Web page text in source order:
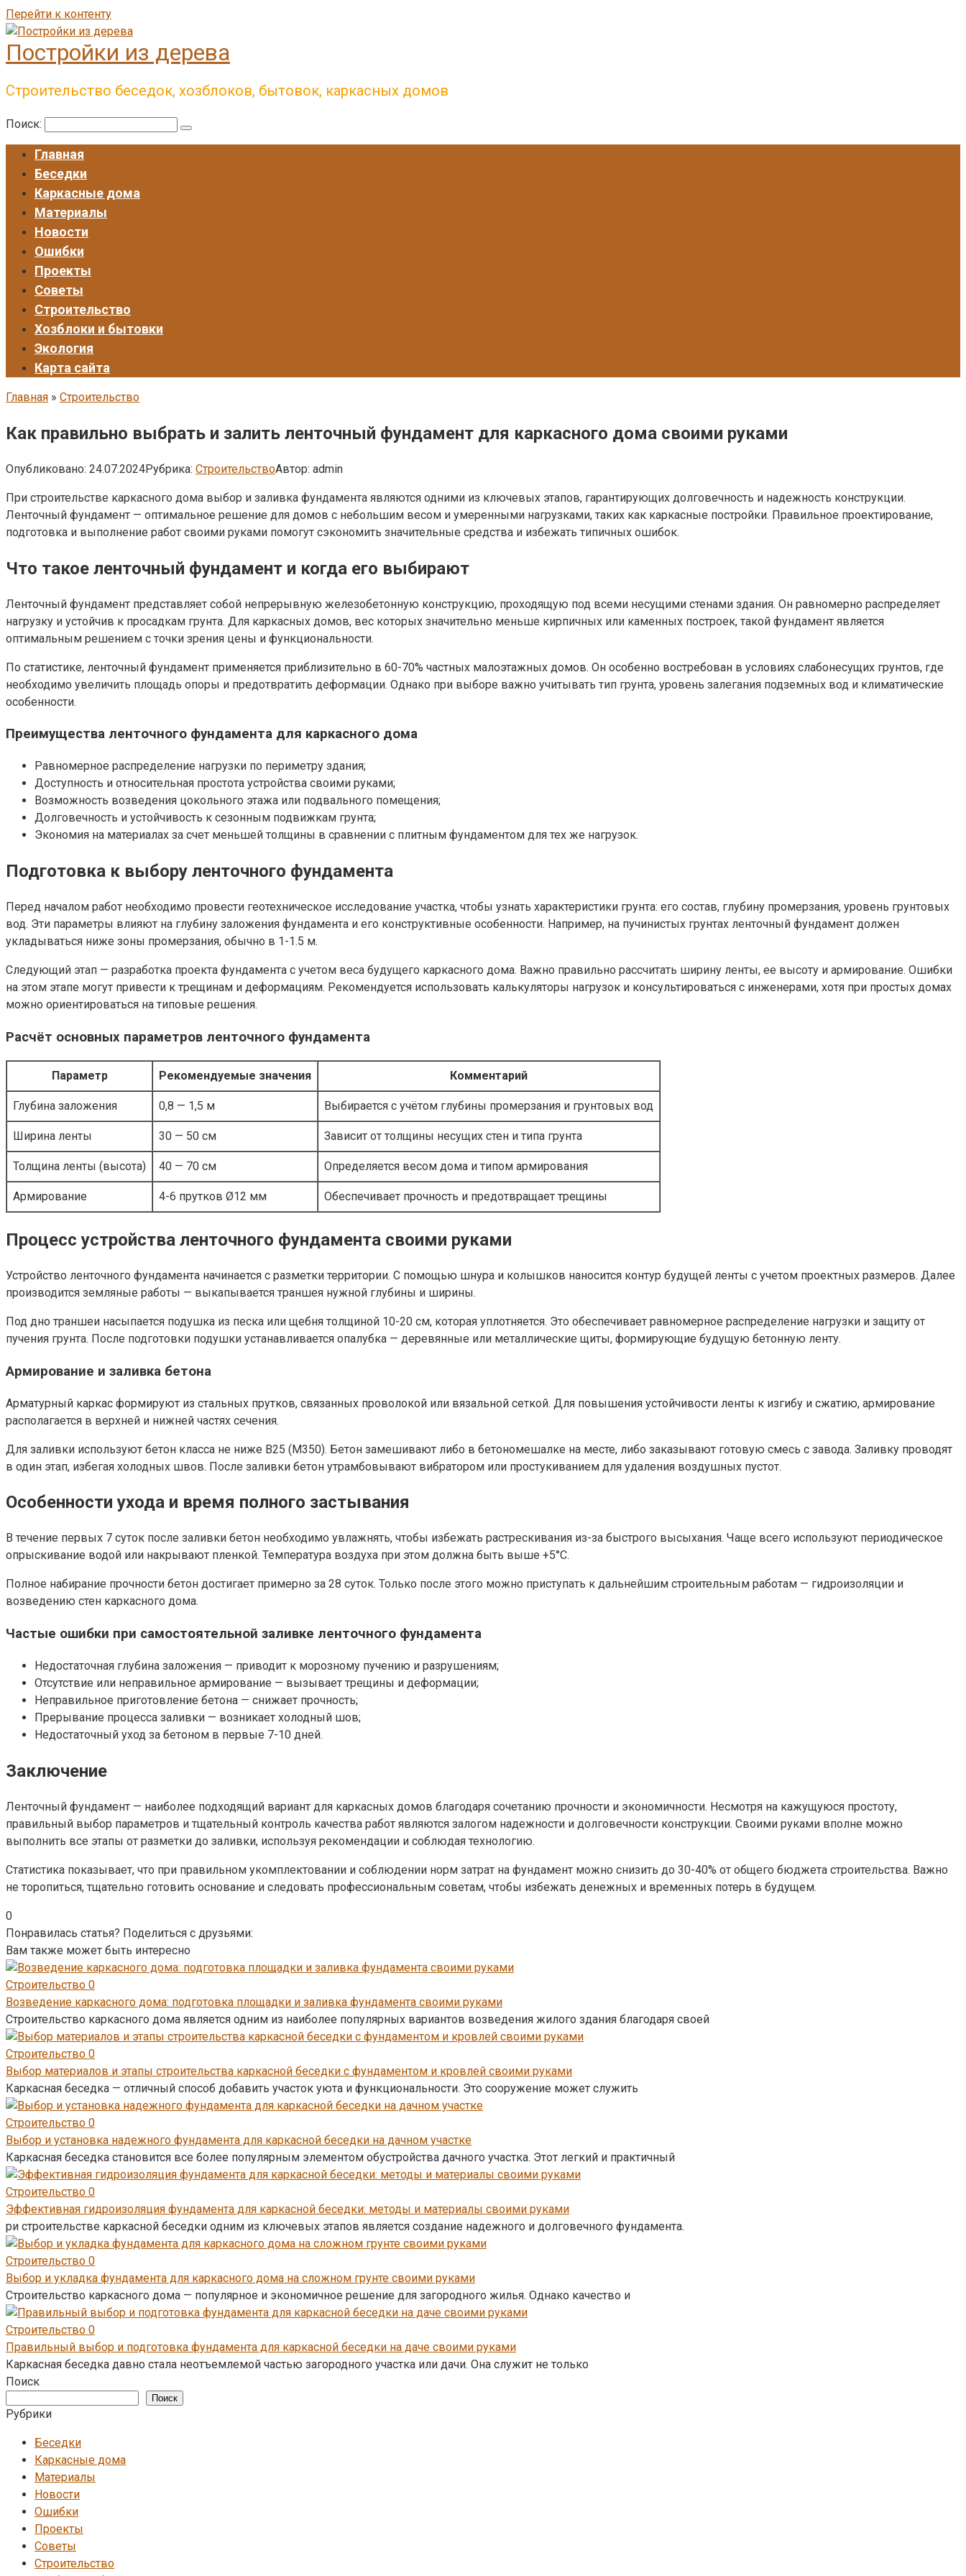
Перейти к контенту
Постройки из дерева
Строительство беседок, хозблоков, бытовок, каркасных домов
Поиск:
Главная
Беседки
Каркасные дома
Материалы
Новости
Ошибки
Проекты
Советы
Строительство
Хозблоки и бытовки
Экология
Карта сайта
Главная » Строительство
Как правильно выбрать и залить ленточный фундамент для каркасного дома своими руками
Опубликовано: 24.07.2024Рубрика: СтроительствоАвтор: admin
При строительстве каркасного дома выбор и заливка фундамента являются одними из ключевых этапов, гарантирующих долговечность и надежность конструкции.
Ленточный фундамент — оптимальное решение для домов с небольшим весом и умеренными нагрузками, таких как каркасные постройки. Правильное проектирование,
подготовка и выполнение работ своими руками помогут сэкономить значительные средства и избежать типичных ошибок.
Что такое ленточный фундамент и когда его выбирают
Ленточный фундамент представляет собой непрерывную железобетонную конструкцию, проходящую под всеми несущими стенами здания. Он равномерно распределяет
нагрузку и устойчив к просадкам грунта. Для каркасных домов, вес которых значительно меньше кирпичных или каменных построек, такой фундамент является
оптимальным решением с точки зрения цены и функциональности.
По статистике, ленточный фундамент применяется приблизительно в 60-70% частных малоэтажных домов. Он особенно востребован в условиях слабонесущих грунтов, где
необходимо увеличить площадь опоры и предотвратить деформации. Однако при выборе важно учитывать тип грунта, уровень залегания подземных вод и климатические
особенности.
Преимущества ленточного фундамента для каркасного дома
Равномерное распределение нагрузки по периметру здания;
Доступность и относительная простота устройства своими руками;
Возможность возведения цокольного этажа или подвального помещения;
Долговечность и устойчивость к сезонным подвижкам грунта;
Экономия на материалах за счет меньшей толщины в сравнении с плитным фундаментом для тех же нагрузок.
Подготовка к выбору ленточного фундамента
Перед началом работ необходимо провести геотехническое исследование участка, чтобы узнать характеристики грунта: его состав, глубину промерзания, уровень грунтовых
вод. Эти параметры влияют на глубину заложения фундамента и его конструктивные особенности. Например, на пучинистых грунтах ленточный фундамент должен
укладываться ниже зоны промерзания, обычно в 1-1.5 м.
Следующий этап — разработка проекта фундамента с учетом веса будущего каркасного дома. Важно правильно рассчитать ширину ленты, ее высоту и армирование. Ошибки
на этом этапе могут привести к трещинам и деформациям. Рекомендуется использовать калькуляторы нагрузок и консультироваться с инженерами, хотя при простых домах
можно ориентироваться на типовые решения.
Расчёт основных параметров ленточного фундамента
Параметр Рекомендуемые значения Комментарий
Глубина заложения 0,8 — 1,5 м Выбирается с учётом глубины промерзания и грунтовых вод
Ширина ленты 30 — 50 см Зависит от толщины несущих стен и типа грунта
Толщина ленты (высота) 40 — 70 см Определяется весом дома и типом армирования
Армирование 4-6 прутков Ø12 мм Обеспечивает прочность и предотвращает трещины
Процесс устройства ленточного фундамента своими руками
Устройство ленточного фундамента начинается с разметки территории. С помощью шнура и колышков наносится контур будущей ленты с учетом проектных размеров. Далее
производится земляные работы — выкапывается траншея нужной глубины и ширины.
Под дно траншеи насыпается подушка из песка или щебня толщиной 10-20 см, которая уплотняется. Это обеспечивает равномерное распределение нагрузки и защиту от
пучения грунта. После подготовки подушки устанавливается опалубка — деревянные или металлические щиты, формирующие будущую бетонную ленту.
Армирование и заливка бетона
Арматурный каркас формируют из стальных прутков, связанных проволокой или вязальной сеткой. Для повышения устойчивости ленты к изгибу и сжатию, армирование
располагается в верхней и нижней частях сечения.
Для заливки используют бетон класса не ниже В25 (М350). Бетон замешивают либо в бетономешалке на месте, либо заказывают готовую смесь с завода. Заливку проводят
в один этап, избегая холодных швов. После заливки бетон утрамбовывают вибратором или простукиванием для удаления воздушных пустот.
Особенности ухода и время полного застывания
В течение первых 7 суток после заливки бетон необходимо увлажнять, чтобы избежать растрескивания из-за быстрого высыхания. Чаще всего используют периодическое
опрыскивание водой или накрывают пленкой. Температура воздуха при этом должна быть выше +5°C.
Полное набирание прочности бетон достигает примерно за 28 суток. Только после этого можно приступать к дальнейшим строительным работам — гидроизоляции и
возведению стен каркасного дома.
Частые ошибки при самостоятельной заливке ленточного фундамента
Недостаточная глубина заложения — приводит к морозному пучению и разрушениям;
Отсутствие или неправильное армирование — вызывает трещины и деформации;
Неправильное приготовление бетона — снижает прочность;
Прерывание процесса заливки — возникает холодный шов;
Недостаточный уход за бетоном в первые 7-10 дней.
Заключение
Ленточный фундамент — наиболее подходящий вариант для каркасных домов благодаря сочетанию прочности и экономичности. Несмотря на кажущуюся простоту,
правильный выбор параметров и тщательный контроль качества работ являются залогом надежности и долговечности конструкции. Своими руками вполне можно
выполнить все этапы от разметки до заливки, используя рекомендации и соблюдая технологию.
Статистика показывает, что при правильном укомплектовании и соблюдении норм затрат на фундамент можно снизить до 30-40% от общего бюджета строительства. Важно
не торопиться, тщательно готовить основание и следовать профессиональным советам, чтобы избежать денежных и временных потерь в будущем.
0
Понравилась статья? Поделиться с друзьями:
Вам также может быть интересно
Строительство 0
Возведение каркасного дома: подготовка площадки и заливка фундамента своими руками
Строительство каркасного дома является одним из наиболее популярных вариантов возведения жилого здания благодаря своей
Строительство 0
Выбор материалов и этапы строительства каркасной беседки с фундаментом и кровлей своими руками
Каркасная беседка — отличный способ добавить участок уюта и функциональности. Это сооружение может служить
Строительство 0
Выбор и установка надежного фундамента для каркасной беседки на дачном участке
Каркасная беседка становится все более популярным элементом обустройства дачного участка. Этот легкий и практичный
Строительство 0
Эффективная гидроизоляция фундамента для каркасной беседки: методы и материалы своими руками
ри строительстве каркасной беседки одним из ключевых этапов является создание надежного и долговечного фундамента.
Строительство 0
Выбор и укладка фундамента для каркасного дома на сложном грунте своими руками
Строительство каркасного дома — популярное и экономичное решение для загородного жилья. Однако качество и
Строительство 0
Правильный выбор и подготовка фундамента для каркасной беседки на даче своими руками
Каркасная беседка давно стала неотъемлемой частью загородного участка или дачи. Она служит не только
Поиск
Поиск
Рубрики
Беседки
Каркасные дома
Материалы
Новости
Ошибки
Проекты
Советы
Строительство